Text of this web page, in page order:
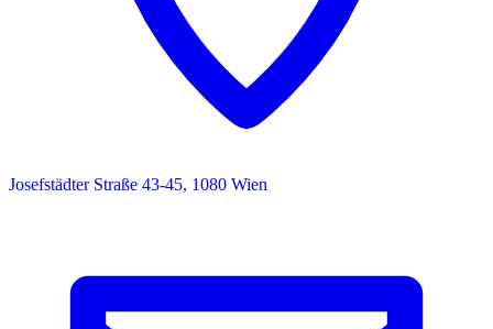
Josefstädter Straße 43-45, 1080 Wien